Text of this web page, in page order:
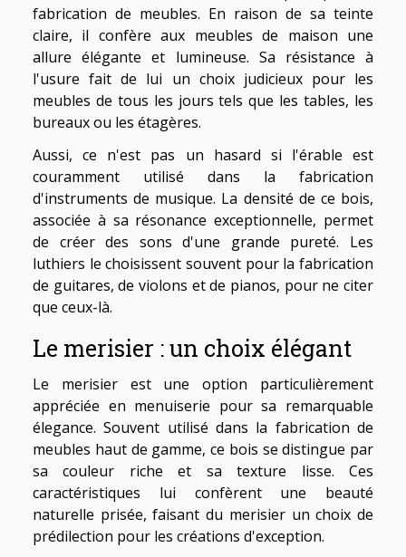
fabrication de meubles. En raison de sa teinte
claire, il confère aux meubles de maison une
allure élégante et lumineuse. Sa résistance à
l'usure fait de lui un choix judicieux pour les
meubles de tous les jours tels que les tables, les
bureaux ou les étagères.
Aussi, ce n'est pas un hasard si l'érable est
couramment utilisé dans la fabrication
d'instruments de musique. La densité de ce bois,
associée à sa résonance exceptionnelle, permet
de créer des sons d'une grande pureté. Les
luthiers le choisissent souvent pour la fabrication
de guitares, de violons et de pianos, pour ne citer
que ceux-là.
Le merisier : un choix élégant
Le merisier est une option particulièrement
appréciée en menuiserie pour sa remarquable
élegance. Souvent utilisé dans la fabrication de
meubles haut de gamme, ce bois se distingue par
sa couleur riche et sa texture lisse. Ces
caractéristiques lui confèrent une beauté
naturelle prisée, faisant du merisier un choix de
prédilection pour les créations d'exception.